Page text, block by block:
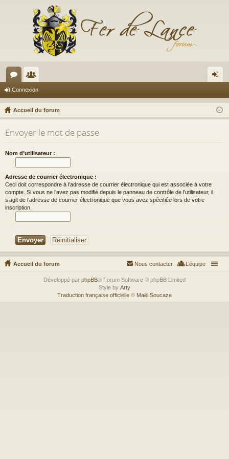
or
u
m
s
e
m
br
es
ne
xi
Connexion
Accueil du forum
Envoyer le mot de passe
Nom d’utilisateur :
Adresse de courrier électronique :
Ceci doit correspondre à l’adresse de courrier électronique qui est associée à votre
compte. Si vous ne l’avez pas modifié depuis le panneau de contrôle de l’utilisateur, il
s’agit de l’adresse de courrier électronique que vous avez spécifiée lors de votre
inscription.
Accueil du forum L’équipe
Nous contacter
Développé par phpBB® Forum Software © phpBB Limited
Style by Arty
Traduction française officielle © Maël Soucaze